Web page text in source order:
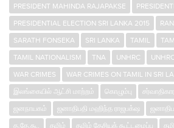
PRESIDENT MAHINDA RAJAPAKSE
PRESIDENTIAL ELECTION SRI LANKA 2015
SARATH FONSEKA
SRI LANKA TAMIL
TAMIL NATIONALISM
TNA UNHRC
WAR CRIMES
WAR CRIMES ON TAMIL IN SRI
இலங்கையில் ஆட்சி மாற்றம்
கொழும்பு
ஜனநாயகம்
ஜனாதிபதி மஹிந்த ராஜபக்‌ஷ
த.தே.கூ.
தமிழ் தமிழ் தேசியக் கூட்டமைப்பு